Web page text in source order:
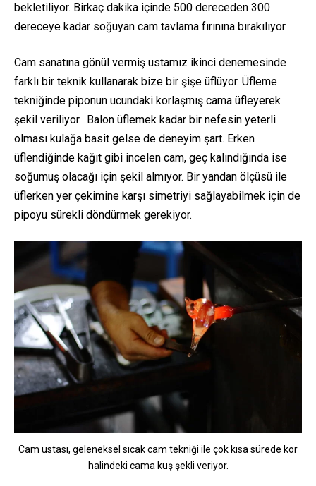
bekletiliyor. Birkaç dakika içinde 500 dereceden 300
dereceye kadar soğuyan cam tavlama fırınına bırakılıyor.
Cam sanatına gönül vermiş ustamız ikinci denemesinde
farklı bir teknik kullanarak bize bir şişe üflüyor. Üfleme
tekniğinde piponun ucundaki korlaşmış cama üfleyerek
şekil veriliyor. Balon üflemek kadar bir nefesin yeterli
olması kulağa basit gelse de deneyim şart. Erken
üflendiğinde kağıt gibi incelen cam, geç kalındığında ise
soğumuş olacağı için şekil almıyor. Bir yandan ölçüsü ile
üflerken yer çekimine karşı simetriyi sağlayabilmek için de
pipoyu sürekli döndürmek gerekiyor.
Cam ustası, geleneksel sıcak cam tekniği ile çok kısa sürede kor
halindeki cama kuş şekli veriyor.